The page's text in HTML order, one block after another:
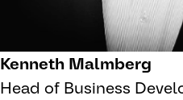
Kenneth Malmberg
Head of Business